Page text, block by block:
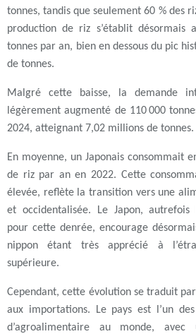
tonnes, tandis que seulement 60 % des
production de riz s’établit
tonnes par an, bien en dessous du pic
de tonnes.
Malgré cette baisse, la demande
légèrement augmenté de 110 000
2024, atteignant 7,02 millions de tonnes.
En moyenne, un Japonais consommait
de riz par an en 2022. Cette
élevée, reflète la transition vers une
et occidentalisée. Le Japon, autrefois
pour cette denrée, encourage
nippon étant très apprécié à
supérieure.
Cependant, cette évolution se traduit
aux importations. Le pays est l’un
d’agroalimentaire au monde, avec